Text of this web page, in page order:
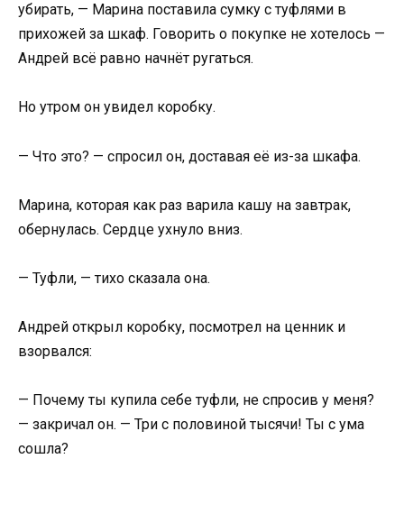
убирать, — Марина поставила сумку с туфлями в
прихожей за шкаф. Говорить о покупке не хотелось —
Андрей всё равно начнёт ругаться.
Но утром он увидел коробку.
— Что это? — спросил он, доставая её из-за шкафа.
Марина, которая как раз варила кашу на завтрак,
обернулась. Сердце ухнуло вниз.
— Туфли, — тихо сказала она.
Андрей открыл коробку, посмотрел на ценник и
взорвался:
— Почему ты купила себе туфли, не спросив у меня?
— закричал он. — Три с половиной тысячи! Ты с ума
сошла?